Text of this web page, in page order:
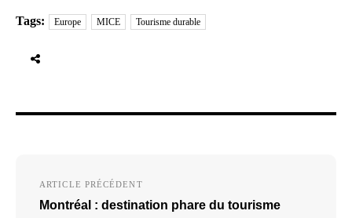
Tags: Europe MICE Tourisme durable
ARTICLE PRÉCÉDENT
Montréal : destination phare du tourisme